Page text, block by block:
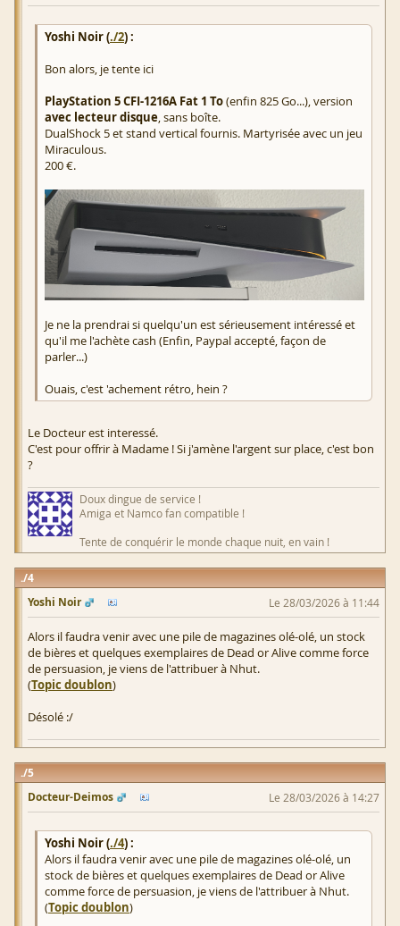
Yoshi Noir (./2) :
Bon alors, je tente ici
PlayStation 5 CFI-1216A Fat 1 To(enfin 825 Go...), version
avec lecteur disque, sans boîte.
DualShock 5 et stand vertical fournis. Martyrisée avec un jeu
Miraculous.
200 €.
Je ne la prendrai si quelqu'un est sérieusement intéressé et
qu'il me l'achète cash (Enfin, Paypal accepté, façon de
parler...)
Ouais, c'est 'achement rétro, hein ?
Le Docteur est interessé.
C'est pour offrir à Madame ! Si j'amène l'argent sur place, c'est bon
?
Doux dingue de service !
Amiga et Namco fan compatible !
Tente de conquérir le monde chaque nuit, en vain !
4
Yoshi Noir
Le 28/03/2026 à 11:44
Alors il faudra venir avec une pile de magazines olé-olé, un stock
de bières et quelques exemplaires de Dead or Alive comme force
de persuasion, je viens de l'attribuer à Nhut.
(Topic doublon)
Désolé :/
5
Docteur-Deimos
Le 28/03/2026 à 14:27
Yoshi Noir (./4) :
Alors il faudra venir avec une pile de magazines olé-olé, un
stock de bières et quelques exemplaires de Dead or Alive
comme force de persuasion, je viens de l'attribuer à Nhut.
(Topic doublon)